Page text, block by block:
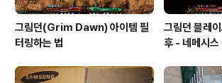
그림던(Grim Dawn) 아이템 필
터링하는 법
그림던 블레
후 - 네메시스